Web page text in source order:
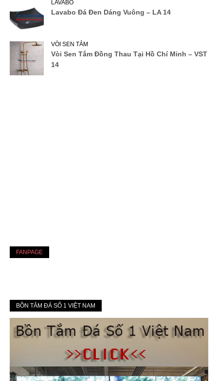
LAVABO
Lavabo Đá Đen Dáng Vuông – LA 14
VÒI SEN TẮM
Vòi Sen Tắm Đồng Thau Tại Hồ Chí Minh – VST
14
FANPAGE
BỒN TẮM ĐÁ SỐ 1 VIỆT NAM